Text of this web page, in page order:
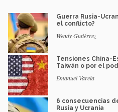
Guerra Rusia-
el conflicto?
Wendy Gutiérrez
Tensiones China-
Taiwán o por el
Emanuel Varela
6 consecuencias
Rusia y Ucrania